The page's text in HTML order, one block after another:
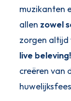
muzikanten
allen zowel
zorgen altijd
live beleving!
creëren van